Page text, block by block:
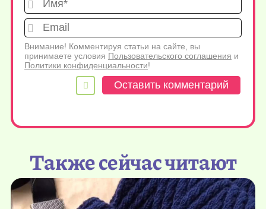
Внимание! Комментируя статьи на сайте, вы
принимаете условия Пользовательского соглашения и
Политики конфиденциальности!
Также сейчас читают